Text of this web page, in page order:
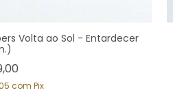
Volta ao Sol - Entardecer
com Pix